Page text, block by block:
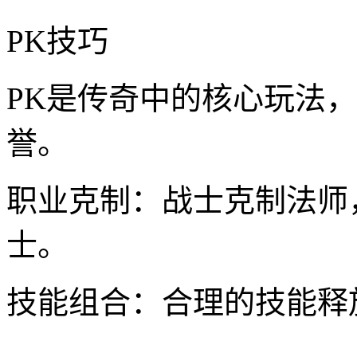
PK技巧
PK是传奇中的核心玩法
誉。
职业克制：战士克制法
士。
技能组合：合理的技能